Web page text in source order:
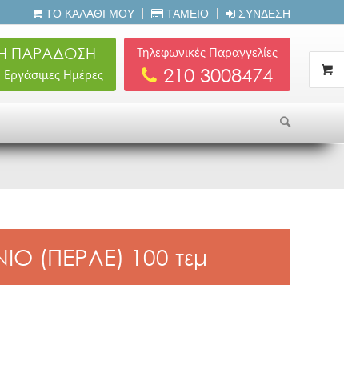
ΤΟ ΚΑΛΆΘΙ ΜΟΥ ΤΑΜΕΊΟ ΣΎΝΔΕΣΗ
Τηλεφωνικές Παραγγελίες
210 3008474
ΠΑΡΑΔΟΣΗ
Εργάσιμες Ημέρες
(ΠΕΡΛΕ) 100 τεμ